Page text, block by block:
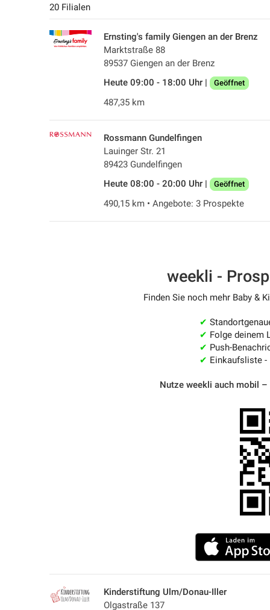
20 Filialen
Ernsting's family Giengen an der Brenz
Marktstraße 88
89537 Giengen an der Brenz
Heute 09:00 - 18:00 Uhr |
Geöffnet
487,35 km
Rossmann Gundelfingen
Lauinger Str. 21
89423 Gundelfingen
Heute 08:00 - 20:00 Uhr |
Geöffnet
490,15 km • Angebote: 3 Prospekte
weekli -
Finden Sie noch mehr Baby &
✔
✔ Folge deinem
✔ Push-
✔ Einkaufsliste -
Nutze weekli auch mobil –
Kinderstiftung Ulm/Donau-Iller
Olgastraße 137